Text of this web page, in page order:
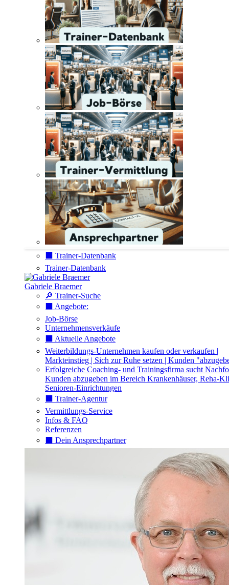
⬛️ Trainer-Datenbank
Trainer-Datenbank
Gabriele Braemer
🔎 Trainer-Suche
⬛️ Angebote:
Job-Börse
Unternehmensverkäufe
⬛️ Aktuelle Angebote
Weiterbildungs-Unternehmen kaufen oder verkaufen |
Markteinstieg | Sich zur Ruhe setzen | Kunden
Erfolgreiche Coaching- und Trainingsfirma sucht
Kunden abzugeben im Bereich Krankenhäuser, Reha-
Senioren-Einrichtungen
⬛️ Trainer-Agentur
Vermittlungs-Service
Infos & FAQ
Referenzen
⬛️ Dein Ansprechpartner